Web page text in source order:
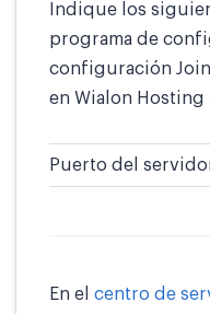
Indique los
programa de
configuración
en Wialon Hosting
Puerto del
En el centro de